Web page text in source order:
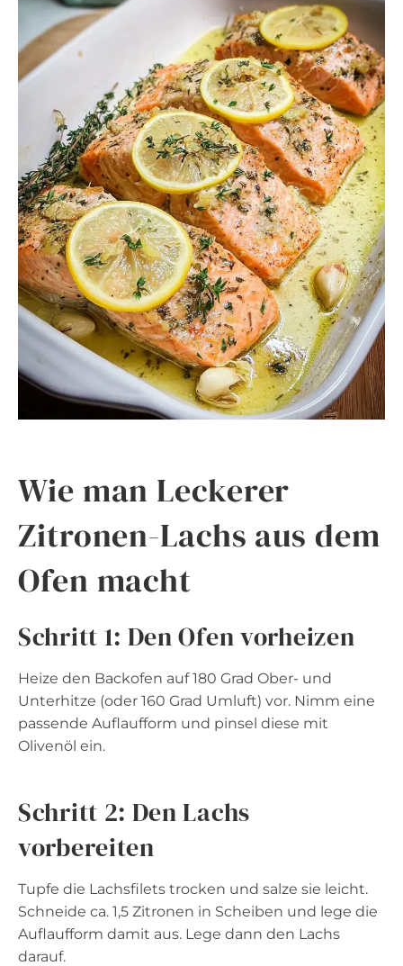
Wie man Leckerer
Zitronen-Lachs aus dem
Ofen macht
Schritt 1: Den Ofen vorheizen
Heize den Backofen auf 180 Grad Ober- und
Unterhitze (oder 160 Grad Umluft) vor. Nimm eine
passende Auflaufform und pinsel diese mit
Olivenöl ein.
Schritt 2: Den Lachs
vorbereiten
Tupfe die Lachsfilets trocken und salze sie leicht.
Schneide ca. 1,5 Zitronen in Scheiben und lege die
Auflaufform damit aus. Lege dann den Lachs
darauf.